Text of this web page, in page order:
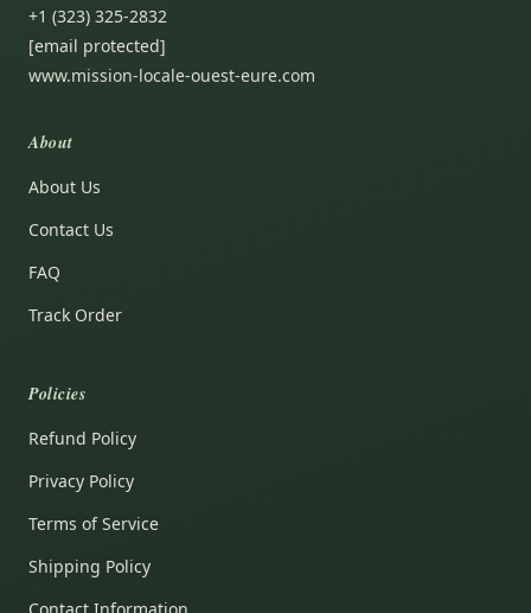
+1 (323) 325-2832
[email protected]
www.mission-locale-ouest-eure.com
About
About Us
Contact Us
FAQ
Track Order
Policies
Refund Policy
Privacy Policy
Terms of Service
Shipping Policy